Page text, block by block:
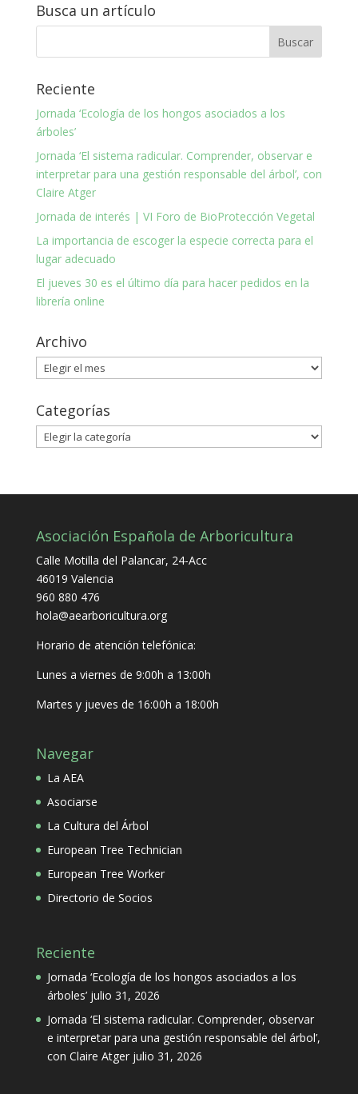
Busca un artículo
Reciente
Jornada ‘Ecología de los hongos asociados a los
árboles’
Jornada ‘El sistema radicular. Comprender, observar e
interpretar para una gestión responsable del árbol’, con
Claire Atger
Jornada de interés | VI Foro de BioProtección Vegetal
La importancia de escoger la especie correcta para el
lugar adecuado
El jueves 30 es el último día para hacer pedidos en la
librería online
Archivo
Archivo
Categorías
Categorías
Asociación Española de Arboricultura
Calle Motilla del Palancar, 24-Acc
46019 Valencia
960 880 476
hola@aearboricultura.org
Horario de atención telefónica:
Lunes a viernes de 9:00h a 13:00h
Martes y jueves de 16:00h a 18:00h
Navegar
La AEA
Asociarse
La Cultura del Árbol
European Tree Technician
European Tree Worker
Directorio de Socios
Reciente
Jornada ‘Ecología de los hongos asociados a los
árboles’ julio 31, 2026
Jornada ‘El sistema radicular. Comprender, observar
e interpretar para una gestión responsable del árbol’,
con Claire Atger julio 31, 2026